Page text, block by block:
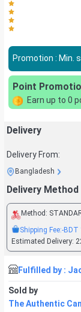
Promotion : Min.
Point
Earn up to 0
Delivery
Delivery From:
Bangladesh
Delivery Method
Method:
Shipping Fee:-BDT
Estimated Delivery:
Fulfilled by :
Sold by
The Authentic